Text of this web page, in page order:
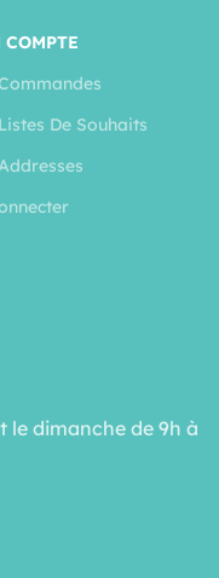
COMPTE
De Souhaits
le dimanche de 9h à